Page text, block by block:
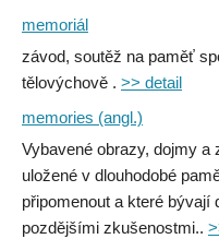
memoriál
závod, soutěž na paměť
tělovýchově . >> detail
memories (angl.)
Vybavené obrazy, dojmy a
uložené v dlouhodobé
připomenout a které
pozdějšími zkušenostmi..